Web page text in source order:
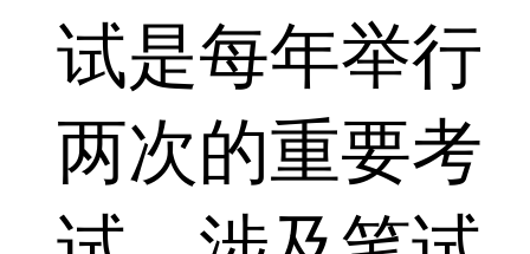
试是每年举行
两次的重要考